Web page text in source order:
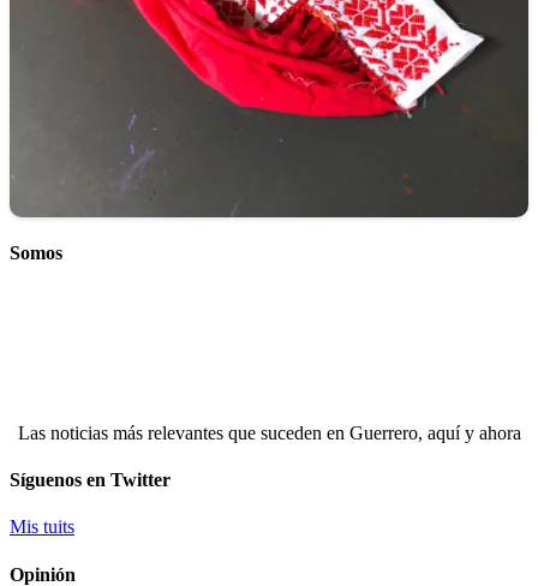
Somos
Las noticias más relevantes que suceden en Guerrero, aquí y ahora
Síguenos en Twitter
Mis tuits
Opinión